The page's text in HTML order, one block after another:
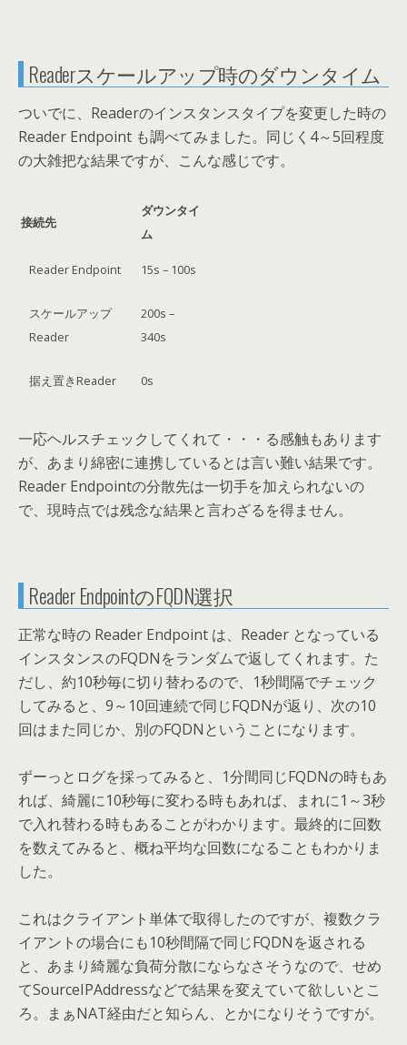
Readerスケールアップ時のダウンタイム
ついでに、Readerのインスタンスタイプを変更した時の
Reader Endpoint も調べてみました。同じく4～5回程度
の大雑把な結果ですが、こんな感じです。
接続先
ダウンタイ
ム
Reader Endpoint 15s – 100s
スケールアップ
Reader
200s –
340s
据え置きReader 0s
一応ヘルスチェックしてくれて・・・る感触もあります
が、あまり綿密に連携しているとは言い難い結果です。
Reader Endpointの分散先は一切手を加えられないの
で、現時点では残念な結果と言わざるを得ません。
Reader EndpointのFQDN選択
正常な時の Reader Endpoint は、Reader となっている
インスタンスのFQDNをランダムで返してくれます。た
だし、約10秒毎に切り替わるので、1秒間隔でチェック
してみると、9～10回連続で同じFQDNが返り、次の10
回はまた同じか、別のFQDNということになります。
ずーっとログを採ってみると、1分間同じFQDNの時もあ
れば、綺麗に10秒毎に変わる時もあれば、まれに1～3秒
で入れ替わる時もあることがわかります。最終的に回数
を数えてみると、概ね平均な回数になることもわかりま
した。
これはクライアント単体で取得したのですが、複数クラ
イアントの場合にも10秒間隔で同じFQDNを返される
と、あまり綺麗な負荷分散にならなさそうなので、せめ
てSourceIPAddressなどで結果を変えていて欲しいとこ
ろ。まぁNAT経由だと知らん、とかになりそうですが。